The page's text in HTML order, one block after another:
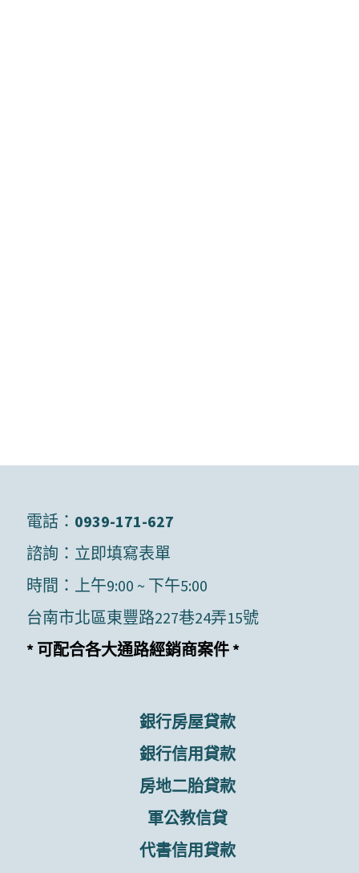
電話： 0939-171-627
諮詢： 立即填寫表單
時間：上午9:00 ~ 下午5:00
台南市北區東豐路227巷24弄15號
* 可配合各大通路經銷商案件 *
銀行房屋貸款
銀行信用貸款
房地二胎貸款
軍公教信貸
代書信用貸款